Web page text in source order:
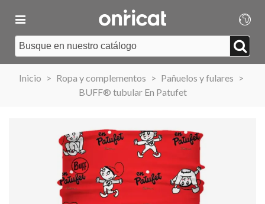
Inicio > Ropa y complementos > Pañuelos y fulares >
BUFF® tubular En Patufet